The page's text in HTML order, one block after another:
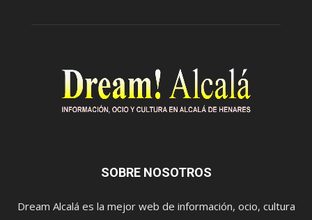
SOBRE NOSOTROS
Dream Alcalá es la mejor web de información, ocio, cultura